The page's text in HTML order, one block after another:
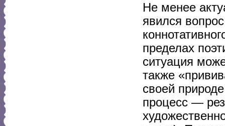
Не менее
явился
пределах
ситуация
также
своей
процесс —